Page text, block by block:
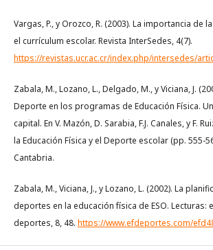
Vargas, P., y Orozco, R. (2003). La importancia de
el currículum escolar. Revista InterSedes, 4(7).
https://revistas.ucr.ac.cr/index.php/intersedes/
Zabala, M., Lozano, L., Delgado, M., y Viciana, J.
Deporte en los programas de Educación Física.
capital. En V. Mazón, D. Sarabia, F.J. Canales, y F.
la Educación Física y el Deporte escolar (pp. 555-
Cantabria.
Zabala, M., Viciana, J., y Lozano, L. (2002). La
deportes en la educación física de ESO. Lecturas:
deportes, 8, 48. https://www.efdeportes.com/